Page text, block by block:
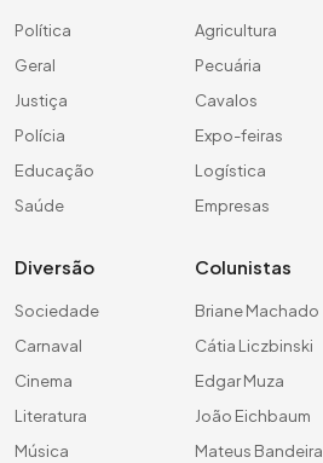
Política
Geral
Justiça
Polícia
Educação
Saúde
Agricultura
Pecuária
Cavalos
Expo-feiras
Logística
Empresas
Diversão
Sociedade
Carnaval
Cinema
Literatura
Música
Colunistas
Briane Machado
Cátia Liczbinski
Edgar Muza
João Eichbaum
Mateus Bandeira